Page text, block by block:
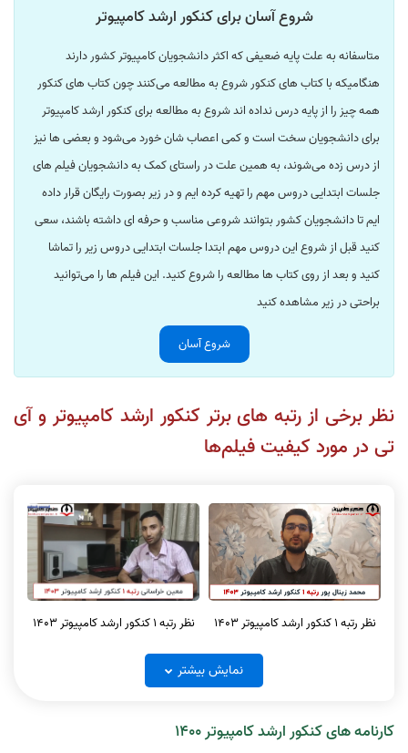
شروع آسان برای کنکور ارشد کامپیوتر
متاسفانه به علت پایه ضعیفی که اکثر دانشجویان کامپیوتر کشور دارند
هنگامیکه با کتاب های کنکور شروع به مطالعه می‌کنند چون کتاب های کنکور
همه چیز را از پایه درس نداده اند شروع به مطالعه برای کنکور ارشد کامپیوتر
برای دانشجویان سخت است و کمی اعصاب شان خورد می‌شود و بعضی ها نیز
از درس زده می‌شوند، به همین علت در راستای کمک به دانشجویان فیلم های
جلسات ابتدایی دروس مهم را تهیه کرده ایم و در زیر بصورت رایگان قرار داده
ایم تا دانشجویان کشور بتوانند شروعی مناسب و حرفه ای داشته باشند، سعی
کنید قبل از شروع این دروس مهم ابتدا جلسات ابتدایی دروس زیر را تماشا
کنید و بعد از روی کتاب ها مطالعه را شروع کنید. این فیلم ها را می‌توانید
براحتی در زیر مشاهده کنید
شروع آسان
نظر برخی از رتبه های برتر کنکور ارشد کامپیوتر و آی
تی در مورد کیفیت فیلم‌ها
نظر رتبه 1 کنکور ارشد کامپیوتر 1403 نظر رتبه 1 کنکور ارشد کامپیوتر 1403
نمایش بیشتر
کارنامه های کنکور ارشد کامپیوتر 1400